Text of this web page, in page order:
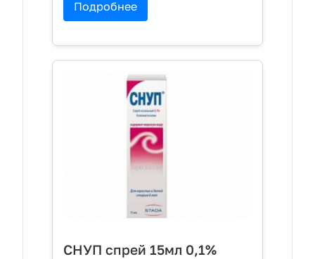
Подробнее
СНУП спрей 15мл 0,1%